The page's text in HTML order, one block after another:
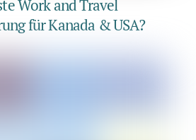
Work and Travel
für Kanada & USA?